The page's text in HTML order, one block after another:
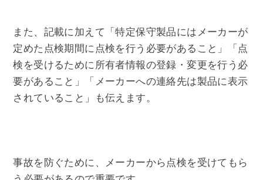
また、記載に加えて「特定保守製品にはメーカーが
定めた点検期間に点検を行う必要があること」「点
検を受けるために所有者情報の登録・変更を行う必
要があること」「メーカーへの連絡先は製品に表示
されていること」も伝えます。
事故を防ぐために、メーカーから点検を受けてもら